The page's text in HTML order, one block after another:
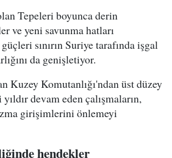
Tepeleri boyunca derin
ve yeni savunma hatları
sınırın Suriye tarafında işgal
da genişletiyor.
Kuzey Komutanlığı'ndan üst düzey
devam eden çalışmaların,
girişimlerini önlemeyi
hendekler